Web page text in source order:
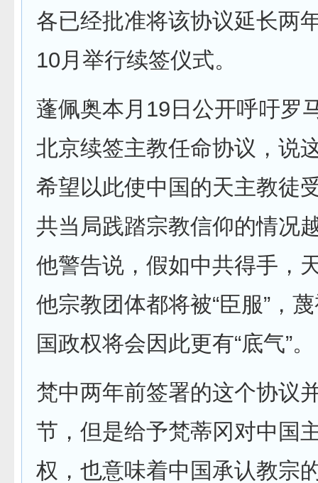
各已经批准将该协议延长两
10月举行续签仪式。
蓬佩奥本月19日公开呼吁罗
北京续签主教任命协议，说
希望以此使中国的天主教徒
共当局践踏宗教信仰的情况
他警告说，假如中共得手，
他宗教团体都将被“臣服”，
国政权将会因此更有“底气”。
梵中两年前签署的这个协议
节，但是给予梵蒂冈对中国
权，也意味着中国承认教宗